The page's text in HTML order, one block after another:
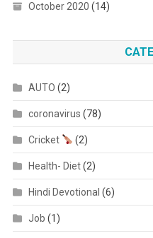
October 2020 (14)
AUTO (2)
coronavirus (78)
Cricket (2)
Health- Diet(2)
Hindi Devotional (6)
Job (1)